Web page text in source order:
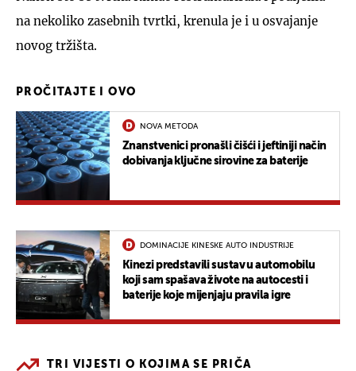
na nekoliko zasebnih tvrtki, krenula je i u osvajanje
novog tržišta.
PROČITAJTE I OVO
NOVA METODA
Znanstvenici pronašli čišći i jeftiniji način
dobivanja ključne sirovine za baterije
DOMINACIJE KINESKE AUTO INDUSTRIJE
Kinezi predstavili sustav u automobilu
koji sam spašava živote na autocesti i
baterije koje mijenjaju pravila igre
TRI VIJESTI O KOJIMA SE PRIČA